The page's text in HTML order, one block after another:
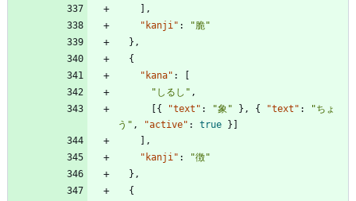
,
"kanji" :
"脆"
} ,
{
"kana" :
"しるし" ,
{ "text" : "象" } , { "text" :
"ちょ
う" , "active" : true }
,
"kanji" :
"徴"
} ,
{